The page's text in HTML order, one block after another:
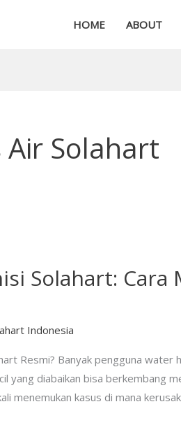
HOME ABOUT
Air Solahart
Solahart:
Indonesia
Resmi? Banyak pengguna
yang diabaikan bisa berkembang
menemukan kasus di mana